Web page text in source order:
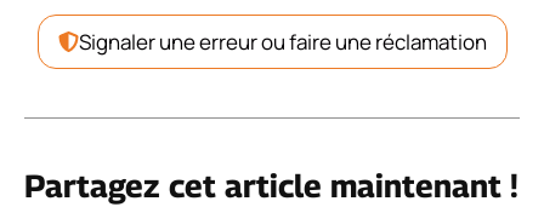
Signaler une erreur ou faire une réclamation
Partagez cet article maintenant !